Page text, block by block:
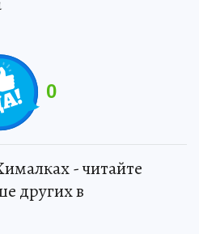
0
- читайте
других в